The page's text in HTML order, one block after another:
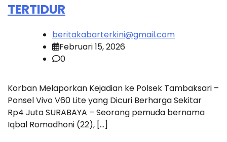
TERTIDUR
beritakabarterkini@gmail.com
Februari 15, 2026
0
Korban Melaporkan Kejadian ke Polsek Tambaksari –
Ponsel Vivo V60 Lite yang Dicuri Berharga Sekitar
Rp4 Juta SURABAYA – Seorang pemuda bernama
Iqbal Romadhoni (22), […]